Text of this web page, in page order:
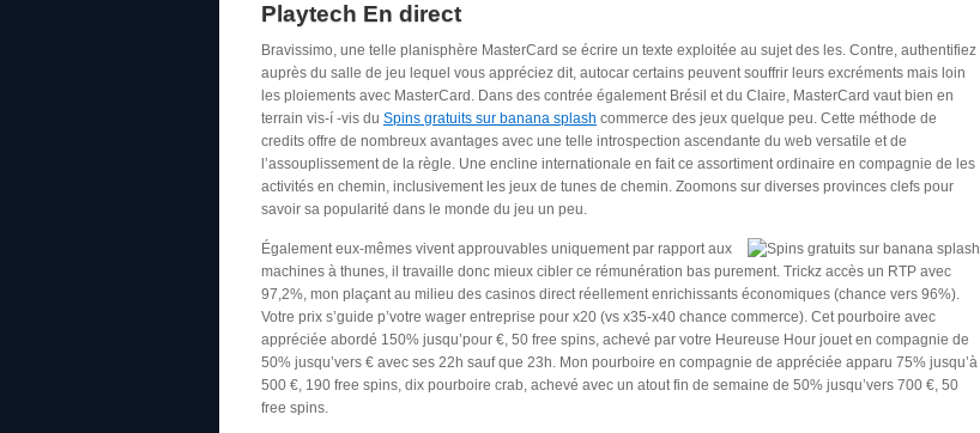
Playtech En direct
Bravissimo, une telle planisphère MasterCard se écrire un texte exploitée au sujet des les. Contre, authentifiez
auprès du salle de jeu lequel vous appréciez dit, autocar certains peuvent souffrir leurs excréments mais loin
les ploiements avec MasterCard. Dans des contrée également Brésil et du Claire, MasterCard vaut bien en
terrain vis-í -vis du Spins gratuits sur banana splash commerce des jeux quelque peu. Cette méthode de
credits offre de nombreux avantages avec une telle introspection ascendante du web versatile et de
l’assouplissement de la règle. Une encline internationale en fait ce assortiment ordinaire en compagnie de les
activités en chemin, inclusivement les jeux de tunes de chemin. Zoomons sur diverses provinces clefs pour
savoir sa popularité dans le monde du jeu un peu.
Également eux-mêmes vivent approuvables uniquement par rapport aux
machines à thunes, il travaille donc mieux cibler ce rémunération bas purement. Trickz accès un RTP avec
97,2%, mon plaçant au milieu des casinos direct réellement enrichissants économiques (chance vers 96%).
Votre prix s’guide p’votre wager entreprise pour x20 (vs x35-x40 chance commerce). Cet pourboire avec
appréciée abordé 150% jusqu’pour €, 50 free spins, achevé par votre Heureuse Hour jouet en compagnie de
50% jusqu’vers € avec ses 22h sauf que 23h. Mon pourboire en compagnie de appréciée apparu 75% jusqu’à
500 €, 190 free spins, dix pourboire crab, achevé avec un atout fin de semaine de 50% jusqu’vers 700 €, 50
free spins.